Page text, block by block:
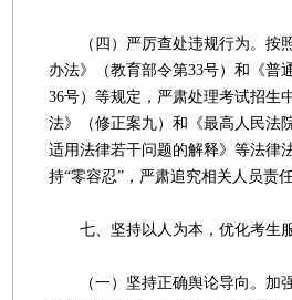
（四）严厉查处违规行为。按照
办法》（教育部令第33号）和《普
36号）等规定，严肃处理考试招生
法》（修正案九）和《最高人民法
适用法律若干问题的解释》等法律
持“零容忍”，严肃追究相关人员责
七、坚持以人为本，优化考生
（一）坚持正确舆论导向。加强